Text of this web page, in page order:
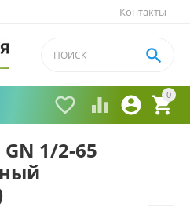
Контакты
0


 

1/2-65